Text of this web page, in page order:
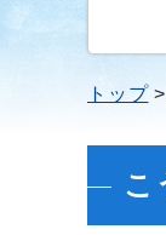
トップ
こ